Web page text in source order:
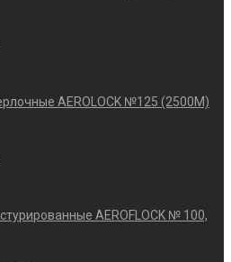
AEROLOCK №125 (2500М)
AEROFLOCK № 100,